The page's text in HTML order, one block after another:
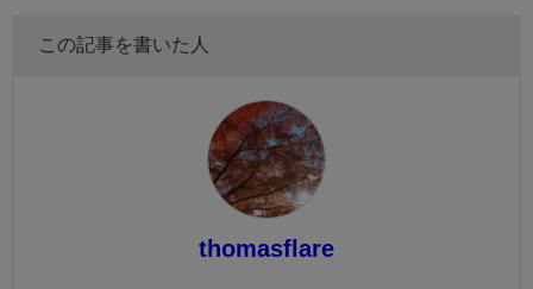
この記事を書いた人
thomasflare